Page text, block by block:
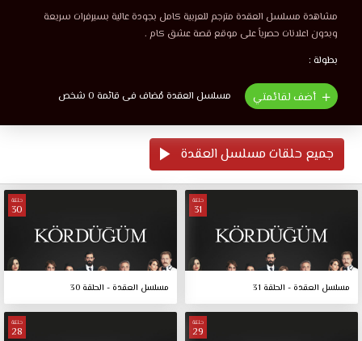
مشاهدة مسلسل العقدة مترجم للعربية كامل بجودة عالية بسيرفرات سريعة
وبدون اعلانات حصرياً على موقع قصة عشق كام .
بطولة :
أضف لقائمتي مسلسل العقدة مُضاف فى قائمة 0 شخص
جميع حلقات مسلسل العقدة
حلقة
31
مسلسل العقدة - الحلقة 31
حلقة
30
مسلسل العقدة - الحلقة 30
حلقة
29
حلقة
28